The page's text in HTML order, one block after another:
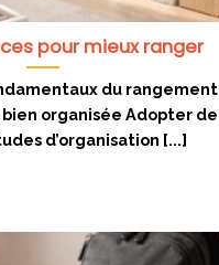
pour mieux ranger
du rangement
bien organisée Adopter de
d’organisation [...]